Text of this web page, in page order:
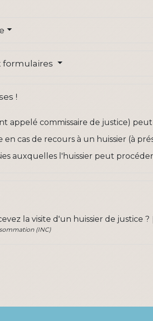
formulaires
!
appelé commissaire de justice)
cas de recours à un huissier (à
auxquelles l'huissier peut
la visite d'un huissier de justice ?
(INC)